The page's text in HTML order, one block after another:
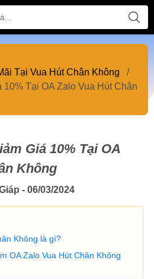
Tại Vua Hút Chân Không
/
10% Tại OA Zalo Vua Hút Chân
Giá 10% Tại OA
Không
- 06/03/2024
Không là gì?
OA Zalo Vua Hút Chân Không